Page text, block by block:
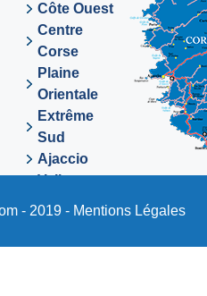
Côte Ouest
Centre
Corse
Plaine
Orientale
Extrême
Sud
Ajaccio
Valinco
Sartene
- 2019 - Mentions Légales